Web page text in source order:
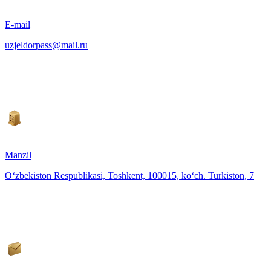
E-mail
uzjeldorpass@mail.ru
Manzil
O‘zbekiston Respublikasi, Toshkent, 100015, ko‘ch. Turkiston, 7